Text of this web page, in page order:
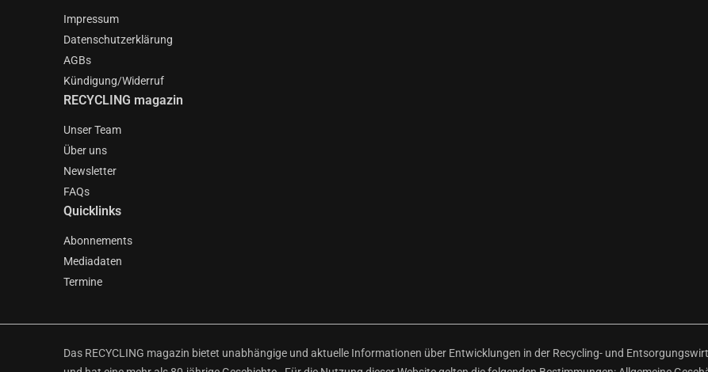
Impressum
Datenschutzerklärung
AGBs
Kündigung/Widerruf
RECYCLING magazin
Unser Team
Über uns
Newsletter
FAQs
Quicklinks
Abonnements
Mediadaten
Termine
Das RECYCLING magazin bietet unabhängige und aktuelle Informationen über Entwicklungen in der Recycling- und